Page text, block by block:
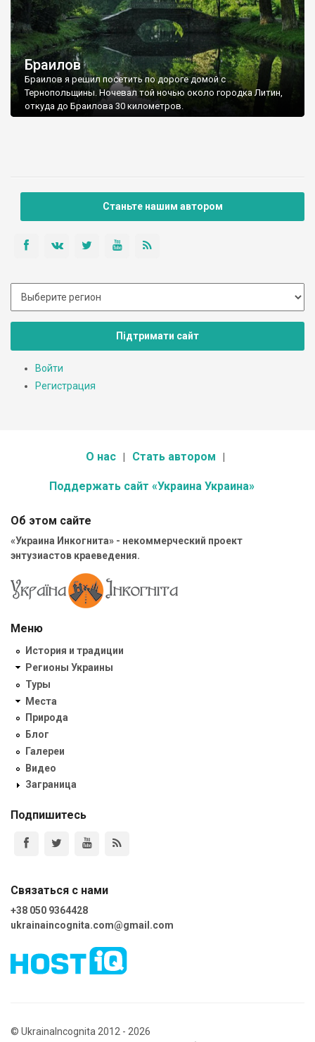
Браилов
Браилов я решил посетить по дороге домой c
Тернопольщины. Ночевал той ночью около городка Литин,
откуда до Браилова 30 километров.
Станьте нашим автором
Підтримати сайт
Войти
Регистрация
О нас Стать автором
Поддержать сайт «Украина Украина»
Об этом сайте
«Украина Инкогнита» - некоммерческий проект
энтузиастов краеведения.
Меню
История и традиции
Регионы Украины
Туры
Места
Природа
Блог
Галереи
Видео
Заграница
Подпишитесь
Связаться с нами
+38 050 9364428
ukrainaincognita.com@gmail.com
© UkrainaIncognita 2012 - 2026